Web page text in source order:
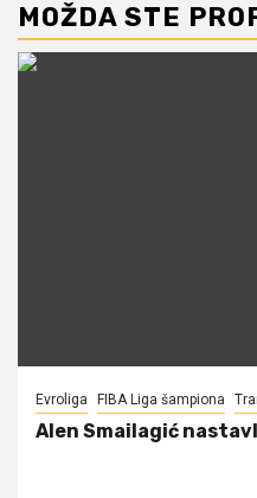
MOŽDA STE
Evroliga FIBA Liga šampiona
Alen Smailagić